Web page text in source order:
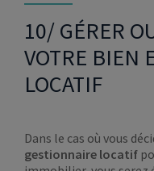
10/ GÉRER
VOTRE BIEN
LOCATIF
Dans le cas où vous
gestionnaire locatif